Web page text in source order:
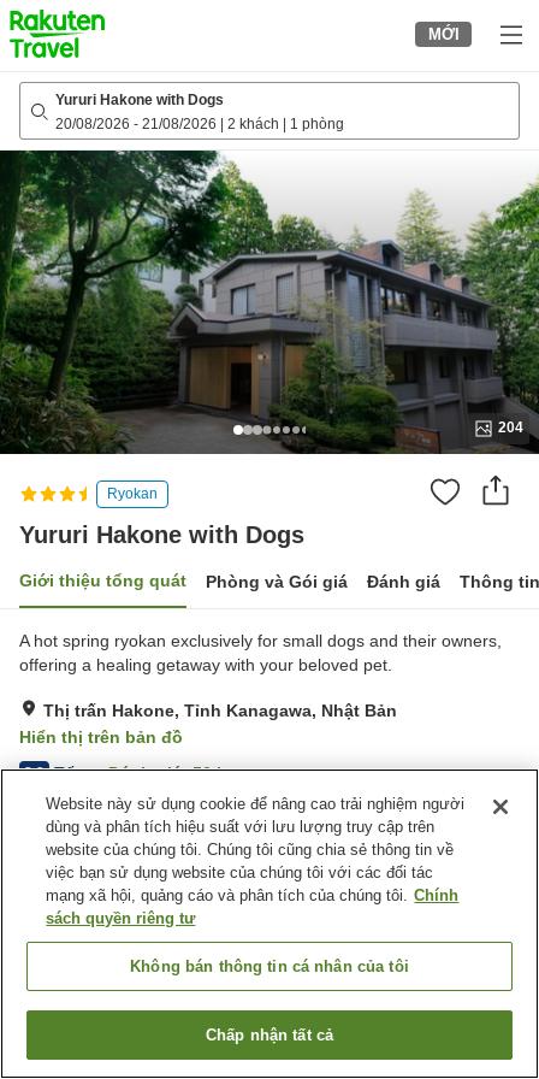
to
top
page
MỚI
Yururi Hakone with Dogs
20/08/2026 - 21/08/2026 2 khách 1 phòng
204
Ryokan
Yururi Hakone with Dogs
Giới thiệu tổng quát Phòng và Gói giá Đánh giá Thông
A hot spring ryokan exclusively for small dogs and their owners,
offering a healing getaway with your beloved pet.
Thị trấn Hakone, Tỉnh Kanagawa, Nhật Bản
Hiển thị trên bản đồ
3.9 Tốt Đánh giá:50lượt
Tiện nghi chỗ nghỉ
Wi-Fi
Nhà hàng
Hoàn toàn không hút thuốc
Máy bán hàng tự động
Nhật Bản Tỉnh Kanagawa
Thị trấn Hakone
Yururi Hakone with Dogs
Tìm phòng trống
Website này sử dụng cookie để nâng cao trải nghiệm người
dùng và phân tích hiệu suất với lưu lượng truy cập trên
website của chúng tôi. Chúng tôi cũng chia sẻ thông tin về
việc bạn sử dụng website của chúng tôi với các đối tác
mạng xã hội, quảng cáo và phân tích của chúng tôi. Chính
sách quyền riêng tư
Không bán thông tin cá nhân của tôi
Chấp nhận tất cả